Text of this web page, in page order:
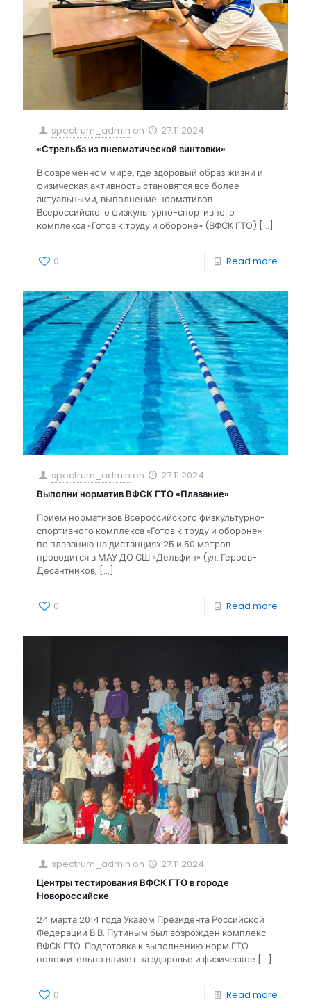
spectrum_admin on
27.11.2024
«Стрельба из пневматической винтовки»
В современном мире, где здоровый образ жизни и
физическая активность становятся все более
актуальными, выполнение нормативов
Всероссийского физкультурно-спортивного
комплекса «Готов к труду и обороне» (ВФСК ГТО) […]
0 Read more
spectrum_admin on
27.11.2024
Выполни норматив ВФСК ГТО «Плавание»
Прием нормативов Всероссийского физкультурно-
спортивного комплекса «Готов к труду и обороне»
по плаванию на дистанциях 25 и 50 метров
проводится в МАУ ДО СШ «Дельфин» (ул. Героев-
Десантников, […]
0 Read more
spectrum_admin on
27.11.2024
Центры тестирования ВФСК ГТО в городе
Новороссийске
24 марта 2014 года Указом Президента Российской
Федерации В.В. Путиным был возрожден комплекс
ВФСК ГТО. Подготовка к выполнению норм ГТО
положительно влияет на здоровье и физическое […]
0 Read more